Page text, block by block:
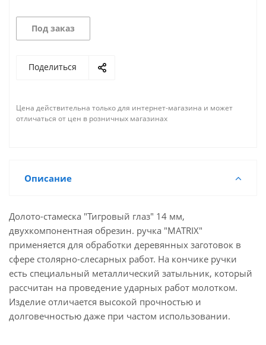
Под заказ
Поделиться
Цена действительна только для интернет-магазина и может
отличаться от цен в розничных магазинах
Описание
Долото-стамеска "Тигровый глаз" 14 мм,
двухкомпонентная обрезин. ручка "MATRIX"
применяется для обработки деревянных заготовок в
сфере столярно-слесарных работ. На кончике ручки
есть специальный металлический затыльник, который
рассчитан на проведение ударных работ молотком.
Изделие отличается высокой прочностью и
долговечностью даже при частом использовании.